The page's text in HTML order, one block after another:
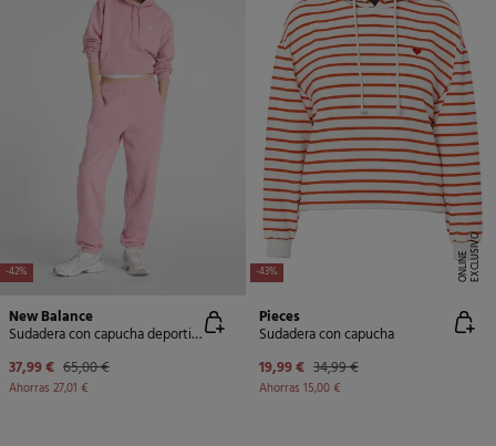
-42%
New Balance
Sudadera con capucha deportiva
37,99 € 65,00 €
Ahorras 27,01 €
-43% E
X
C
L
U
SI
V
O
O
N
LI
N
E
Pieces
Sudadera con capucha
19,99 € 34,99 €
Ahorras 15,00 €